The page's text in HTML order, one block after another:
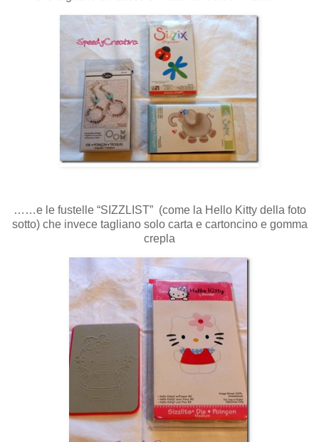
……e le fustelle “SIZZLIST” (come la Hello Kitty della foto
sotto) che invece tagliano solo carta e cartoncino e gomma
crepla